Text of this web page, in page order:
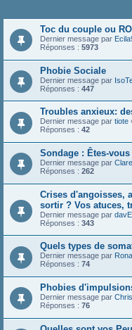
Toc du couple ou
Dernier message par
Réponses : 5973
Phobie Sociale
Dernier message par
Réponses : 447
Troubles anxieux:
Dernier message par tiote
Réponses : 42
Sondage : Êtes-
Dernier message par Clare
Réponses : 262
Crises d'angoisses,
sortir ? Vos atuces,
Dernier message par
Réponses : 343
Quels types de
Dernier message par
Réponses : 74
Phobies
Dernier message par
Réponses : 76